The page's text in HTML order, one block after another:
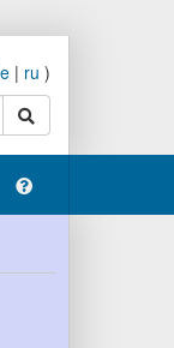
| ru )
Suche